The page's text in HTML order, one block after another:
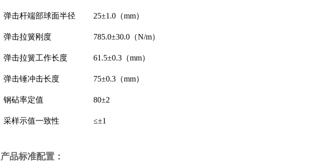
弹击杆端部球面半径 25±1.0（mm）
弹击拉簧刚度 785.0±30.0（N/m）
弹击拉簧工作长度 61.5±0.3（mm）
弹击锤冲击长度 75±0.3（mm）
钢砧率定值 80±2
采样示值一致性 ≤±1
产品标准配置：